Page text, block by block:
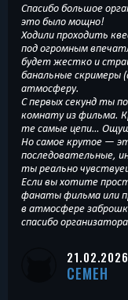
Спасибо большое
это было мощно!
Ходили проходить
под огромным
будет жестко и
банальные
атмосферу.
С первых секунд ты
комнату из фильма. Кровь на кафеле, тусклый свет и, конечно,
те самые цепи…
Но самое крутое —
последовательные,
ты реально
Если вы хотите просто поорать — это не сюда. А если вы
фанаты фильма или
в атмосфере
спасибо
21.02.2026
СЕМЕН